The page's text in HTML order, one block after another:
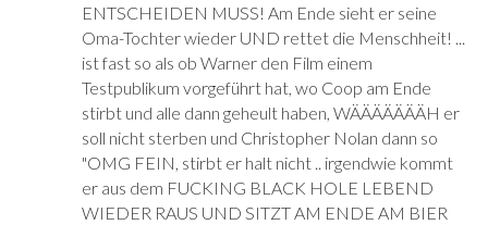
ENTSCHEIDEN MUSS! Am Ende sieht er seine
Oma-Tochter wieder UND rettet die Menschheit! ...
ist fast so als ob Warner den Film einem
Testpublikum vorgeführt hat, wo Coop am Ende
stirbt und alle dann geheult haben, WÄÄÄÄÄÄÄH er
soll nicht sterben und Christopher Nolan dann so
"OMG FEIN, stirbt er halt nicht .. irgendwie kommt
er aus dem FUCKING BLACK HOLE LEBEND
WIEDER RAUS UND SITZT AM ENDE AM BIER